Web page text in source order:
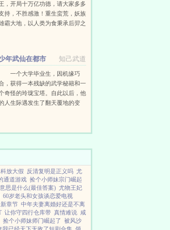
，开局十万亿功德，请大家多多
持，不胜感激！重生蛮荒，妖族
霸大地，以人类为食秉承后羿之
！风云中，他炼...
知己武道
年武仙在都市
一个大学毕业生，因机缘巧
，获得一本残缺的武学秘籍和一
奇怪的玲珑宝塔。自此以后，他
人生际遇发生了翻天覆地的变
放大假 反清复明是正义吗 尤
通道游戏 捡个小师妹宗门崛起
思是什么(最佳答案) 尤物王妃
60岁老头和女孩谈恋爱电视
章节 中年夫妻离婚好还是不离
让你守四行仓库带 真情难说 咸
捡个小师妹师门崛起了 被风沙